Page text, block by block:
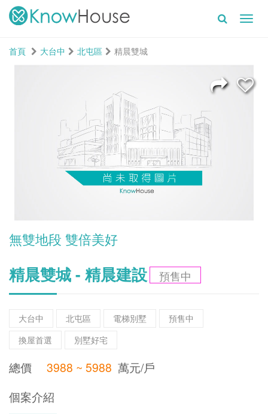
首頁
大台中 北屯區 精晨雙城
無雙地段 雙倍美好
精晨雙城 - 精晨建設 預售中
大台中 北屯區 電梯別墅
預售中
換屋首選
別墅好宅
總價 3988 ~ 5988 萬元/戶
個案介紹